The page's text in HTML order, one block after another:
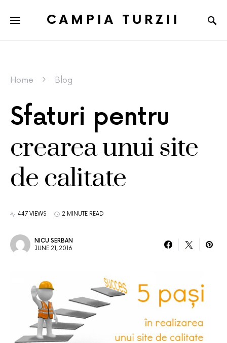
CAMPIA TURZII
Home Blog
Sfaturi pentru
crearea unui site
de calitate
447 VIEWS 2 MINUTE READ
NICU SERBAN
JUNE 21, 2016